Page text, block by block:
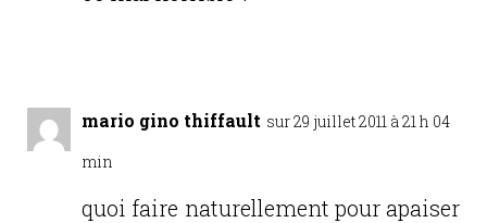
mario gino thiffault sur 29 juillet 2011 à 21 h 04
min
quoi faire naturellement pour apaiser